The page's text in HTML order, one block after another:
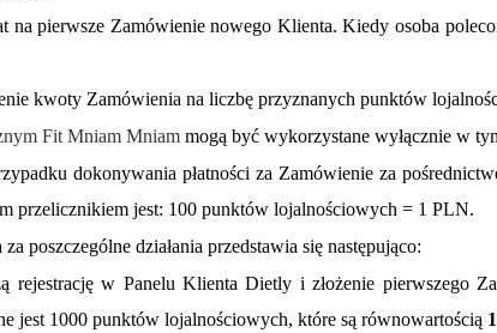
pierwsze Zamówienie nowego Klienta. Kiedy osoba
kwoty Zamówienia na liczbę przyznanych punktów
Fit Mniam Mniammogą być wykorzystane wyłącznie w
dokonywania płatności za Zamówienie za
przelicznikiem jest: 100 punktów lojalnościowych = 1 PLN.
poszczególne działania przedstawia się następująco:
rejestrację w Panelu Klienta Dietly i złożenie pierwszego
jest 1000 punktów lojalnościowych, które są równowartością